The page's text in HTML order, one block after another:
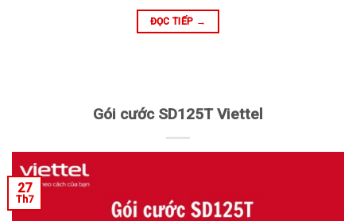
ĐỌC TIẾP →
Gói cước SD125T Viettel
27
Th7